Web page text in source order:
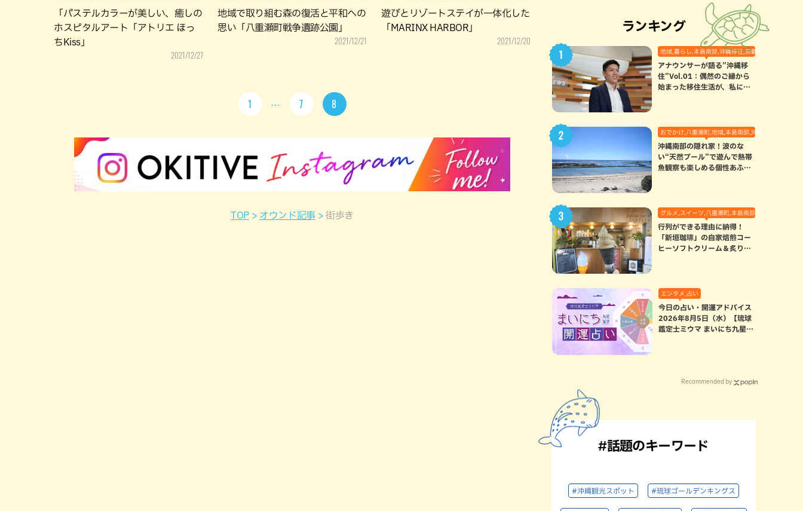
「パステルカラーが美しい、癒しの
ホスピタルアート「アトリエ ほっ
ちKiss」
2021/12/27
地域で取り組む森の復活と平和への
思い「八重瀬町戦争遺跡公園」
2021/12/21
遊びとリゾートステイが一体化した
「MARINX HARBOR」
2021/12/20
1 7 8
TOP オウンド記事 街歩き
ランキング
地域,暮らし,本島南部,沖縄移住,那覇市
アナウンサーが語る”沖縄移
住”Vol.01：偶然のご縁から
始まった移住生活が、私にと
おでかけ,八重瀬町,地域,本島南部,沖縄の海,自然
沖縄南部の隠れ家！波のな
い“天然プール”で遊んで熱帯
魚観察も楽しめる個性あふれ
グルメ,スイーツ,八重瀬町,本島南部
行列ができる理由に納得！
「新垣珈琲」の自家焙煎コー
ヒーソフトクリーム＆炙りマ
エンタメ,占い
今日の占い・開運アドバイス
2026年8月5日（水）【琉球
鑑定士ミウマ まいにち九星気
Recommended by
#話題のキーワード
#沖縄観光スポット #琉球ゴールデンキングス